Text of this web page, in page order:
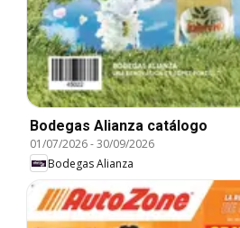
Bodegas Alianza catálogo
01/07/2026-30/09/2026
Bodegas Alianza